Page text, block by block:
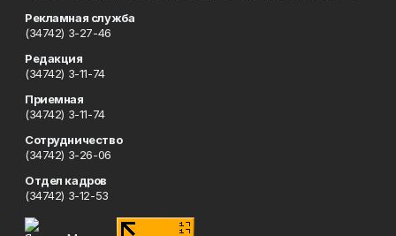
Рекламная служба
(34742) 3-27-46
Редакция
(34742) 3-11-74
Приемная
(34742) 3-11-74
Сотрудничество
(34742) 3-26-06
Отдел кадров
(34742) 3-12-53